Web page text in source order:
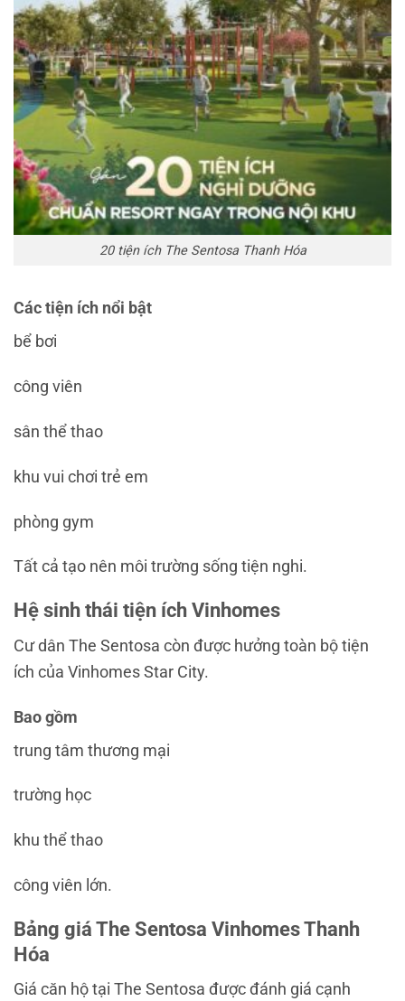
20 tiện ích The Sentosa Thanh Hóa
Các tiện ích nổi bật
bể bơi
công viên
sân thể thao
khu vui chơi trẻ em
phòng gym
Tất cả tạo nên môi trường sống tiện nghi.
Hệ sinh thái tiện ích Vinhomes
Cư dân The Sentosa còn được hưởng toàn bộ tiện
ích của Vinhomes Star City.
Bao gồm
trung tâm thương mại
trường học
khu thể thao
công viên lớn.
Bảng giá The Sentosa Vinhomes Thanh
Hóa
Giá căn hộ tại The Sentosa được đánh giá cạnh